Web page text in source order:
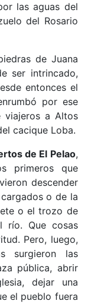
las aguas del
del Rosario
de Juana
ser intrincado,
entonces el
por ese
a Altos
cacique Loba.
de El Pelao,
primeros que
descender
o de la
o el trozo de
río. Que cosas
Pero, luego,
surgieron las
pública, abrir
dejar una
el pueblo fuera